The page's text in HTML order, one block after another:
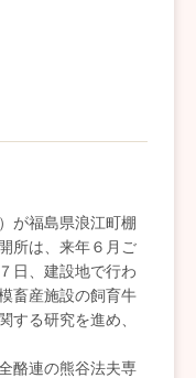
が福島県浪江町棚
所は、来年６月ご
日、建設地で行わ
畜産施設の飼育牛
する研究を進め、
酪連の熊谷法夫専